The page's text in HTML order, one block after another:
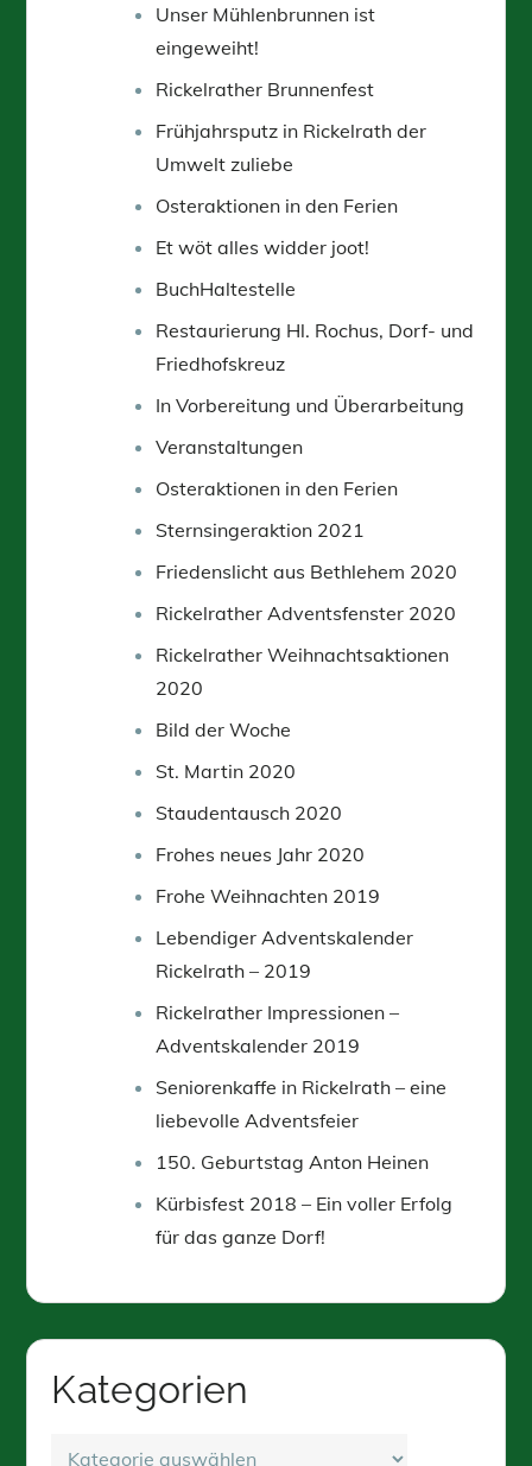
Unser Mühlenbrunnen ist
eingeweiht!
Rickelrather Brunnenfest
Frühjahrsputz in Rickelrath der
Umwelt zuliebe
Osteraktionen in den Ferien
Et wöt alles widder joot!
BuchHaltestelle
Restaurierung Hl. Rochus, Dorf- und
Friedhofskreuz
In Vorbereitung und Überarbeitung
Veranstaltungen
Osteraktionen in den Ferien
Sternsingeraktion 2021
Friedenslicht aus Bethlehem 2020
Rickelrather Adventsfenster 2020
Rickelrather Weihnachtsaktionen
2020
Bild der Woche
St. Martin 2020
Staudentausch 2020
Frohes neues Jahr 2020
Frohe Weihnachten 2019
Lebendiger Adventskalender
Rickelrath – 2019
Rickelrather Impressionen –
Adventskalender 2019
Seniorenkaffe in Rickelrath – eine
liebevolle Adventsfeier
150. Geburtstag Anton Heinen
Kürbisfest 2018 – Ein voller Erfolg
für das ganze Dorf!
Kategorien
Kategorien